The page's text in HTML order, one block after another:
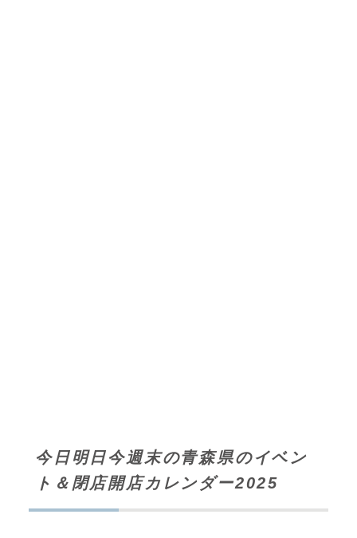
今日明日今週末の青森県のイベン
ト＆閉店開店カレンダー2025